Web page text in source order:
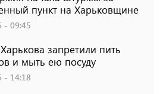
пункт на Харьковщине
- 09:45
запретили пить
и мыть ею посуду
- 14:18